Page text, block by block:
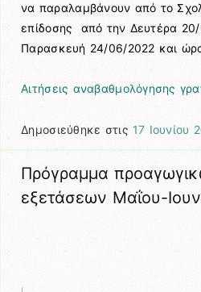
να παραλαμβάνουν από το
επίδοσης από την Δευτέρα
Παρασκευή 24/06/2022 και
Αιτήσεις αναβαθμολόγησης
Δημοσιεύθηκε στις 17 Ιουνίου
Πρόγραμμα
εξετάσεων Μαΐου-